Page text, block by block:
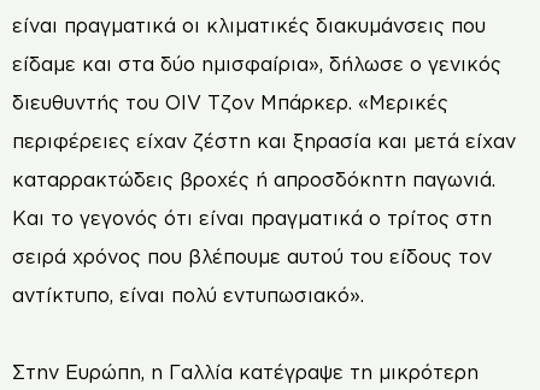
είναι πραγματικά οι κλιματικές διακυμάνσεις που
είδαμε και στα δύο ημισφαίρια», δήλωσε ο γενικός
διευθυντής του OIV Τζον Μπάρκερ. «Μερικές
περιφέρειες είχαν ζέστη και ξηρασία και μετά είχαν
καταρρακτώδεις βροχές ή απροσδόκητη παγωνιά.
Και το γεγονός ότι είναι πραγματικά ο τρίτος στη
σειρά χρόνος που βλέπουμε αυτού του είδους τον
αντίκτυπο, είναι πολύ εντυπωσιακό».
Στην Ευρώπη, η Γαλλία κατέγραψε τη μικρότερη